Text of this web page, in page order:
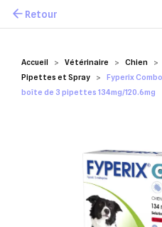
Mes favoris
Accueil Vétérinaire Chien
Pipettes et Spray
Fyperix
boîte de 3 pipettes 134mg/120.6mg
Retour